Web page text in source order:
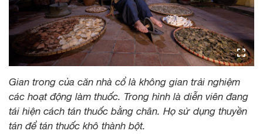
Gian trong của căn nhà cổ là không gian trải nghiệm
các hoạt động làm thuốc. Trong hình là diễn viên đang
tái hiện cách tán thuốc bằng chân. Họ sử dụng thuyền
tán để tán thuốc khô thành bột.